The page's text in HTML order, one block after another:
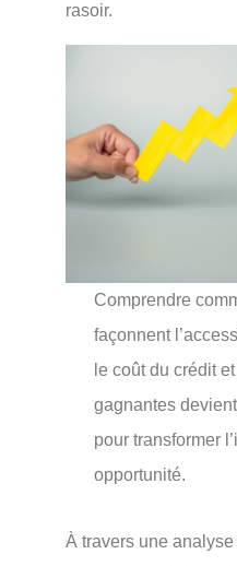
rasoir.
Comprendre
façonnent
le coût du crédit
gagnantes
pour transformer
opportunité.
À travers une